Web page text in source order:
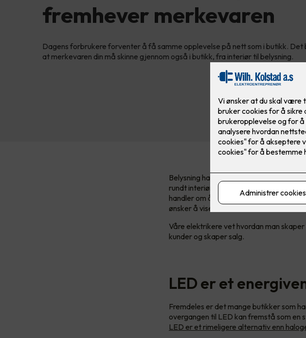
fremhever merkevaren
Dagens forbrukere forventer å få samme opplevelse på nett som i butikk. Det
at merkevaren din må skinne gjennom også i butikk, fra interiør til belysning.
Belysning har mye å si når det kommer
rundt interiøret, og gjør man det riktig
handler om å la de viktigste varene og
ønsker å vise frem.
Våre elektrikere vet hvordan man
kunder og skaper salg.
LED er et
Fremdeles er det mange butikker som
overgangen til LED kan fremstå som en
LED er et rimeligere alternativ enn